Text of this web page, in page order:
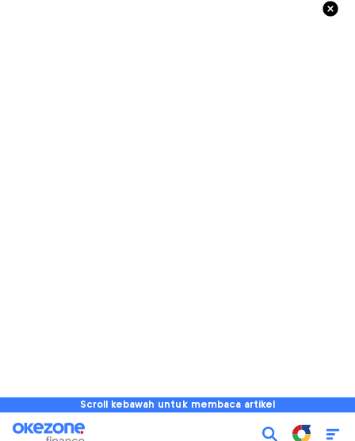
Scroll kebawah untuk membaca artikel